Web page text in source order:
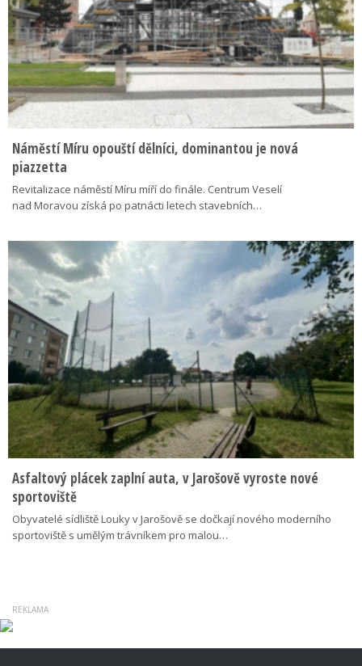
Náměstí Míru opouští dělníci, dominantou je nová
piazzetta
Revitalizace náměstí Míru míří do finále. Centrum Veselí
nad Moravou získá po patnácti letech stavebních…
Asfaltový plácek zaplní auta, v Jarošově vyroste nové
sportoviště
Obyvatelé sídliště Louky v Jarošově se dočkají nového moderního
sportoviště s umělým trávníkem pro malou…